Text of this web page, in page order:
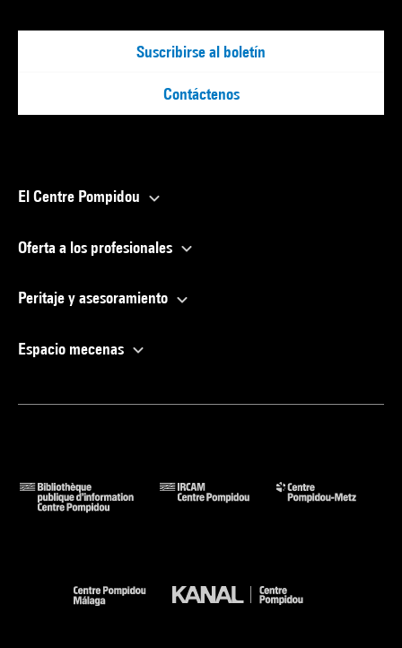
Suscribirse al boletín
Contáctenos
El Centre Pompidou
Oferta a los profesionales
Peritaje y asesoramiento
Espacio mecenas